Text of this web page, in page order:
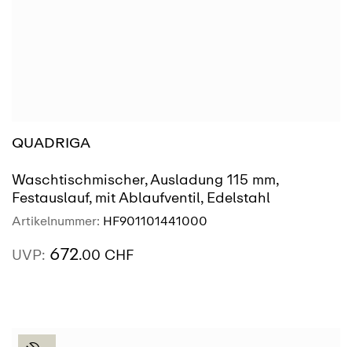
QUADRIGA
Waschtischmischer, Ausladung 115 mm,
Festauslauf, mit Ablaufventil, Edelstahl
Artikelnummer: HF901101441000
UVP: 672.00 CHF